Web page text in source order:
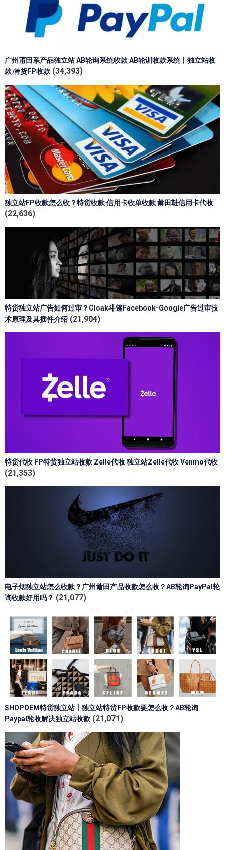
广州莆田系产品独立站 AB轮询系统收款 AB轮训收款系统丨独立站收
款 特货FP收款 (34,393)
独立站FP收款怎么收？特货收款 信用卡收单收款 莆田鞋信用卡代收
(22,636)
特货独立站广告如何过审？Cloak斗篷Facebook-Google广告过审技
术原理及其插件介绍 (21,904)
特货代收 FP特货独立站收款 Zelle代收 独立站Zelle代收 Venmo代收
(21,353)
电子烟独立站怎么收款？广州莆田产品收款怎么收？AB轮询PayPal轮
询收款好用吗？ (21,077)
SHOPOEM特货独立站丨独立站特货FP收款要怎么收？AB轮询
Paypal轮收解决独立站收款 (21,071)